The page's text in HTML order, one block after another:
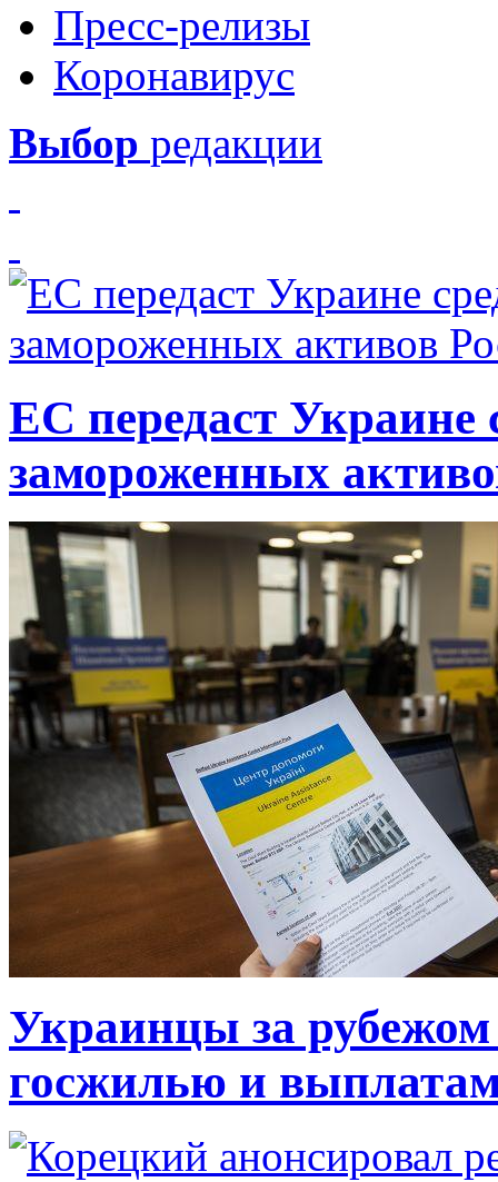
Пресс-релизы
Коронавирус
Выбор редакции
ЕС передаст Украине
замороженных
Украинцы за рубежом
госжилью и